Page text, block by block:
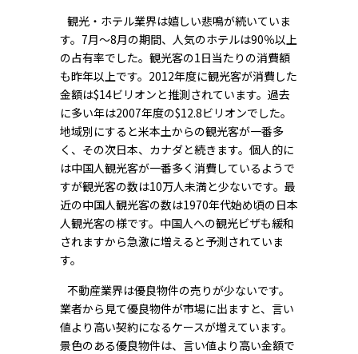
観光・ホテル業界は嬉しい悲鳴が続いていま
す。7月～8月の期間、人気のホテルは90％以上
の占有率でした。観光客の1日当たりの消費額
も昨年以上です。2012年度に観光客が消費した
金額は$14ビリオンと推測されています。過去
に多い年は2007年度の$12.8ビリオンでした。
地域別にすると米本土からの観光客が一番多
く、その次日本、カナダと続きます。個人的に
は中国人観光客が一番多く消費しているようで
すが観光客の数は10万人未満と少ないです。最
近の中国人観光客の数は1970年代始め頃の日本
人観光客の様です。中国人への観光ビザも緩和
されますから急激に増えると予測されていま
す。
不動産業界は優良物件の売りが少ないです。
業者から見て優良物件が市場に出ますと、言い
値より高い契約になるケースが増えています。
景色のある優良物件は、言い値より高い金額で